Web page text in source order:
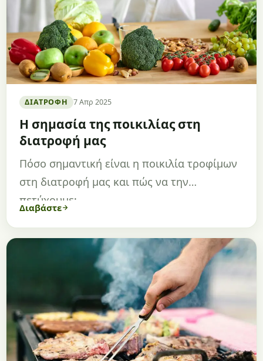
ΔΙΑΤΡΟΦΉ 7 Απρ 2025
Η σημασία της ποικιλίας στη
διατροφή μας
Πόσο σημαντική είναι η ποικιλία τροφίμων
στη διατροφή μας και πώς να την
πετύχουμε;
Διαβάστε